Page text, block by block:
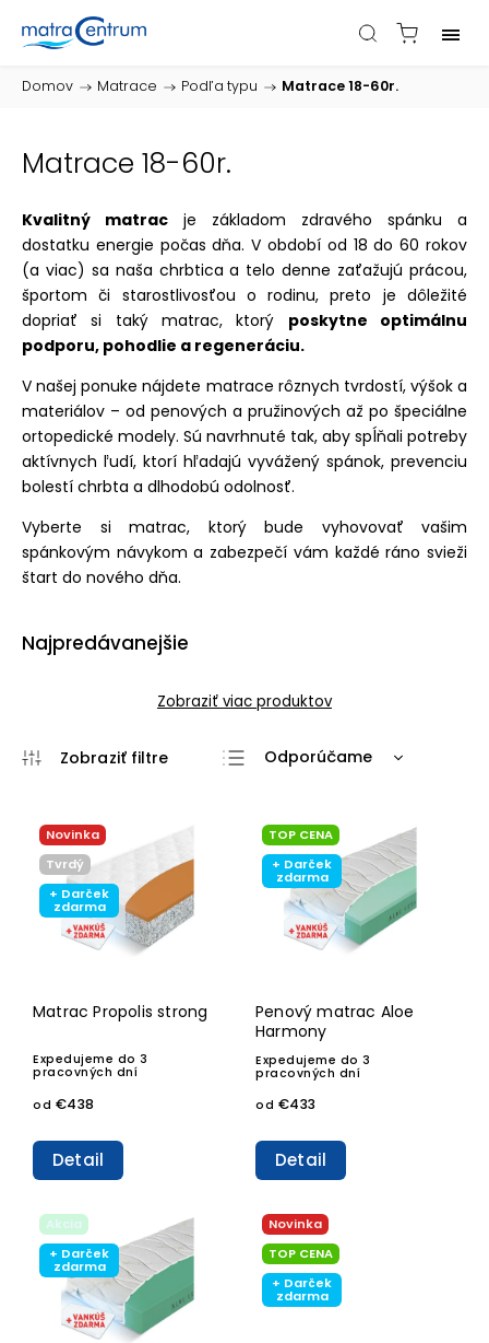
Domov / Matrace / Podľa typu / Matrace 18-60r.
Matrace 18-60r.
Kvalitný matrac je základom zdravého spánku a
dostatku energie počas dňa. V období od 18 do 60 rokov
(a viac) sa naša chrbtica a telo denne zaťažujú prácou,
športom či starostlivosťou o rodinu, preto je dôležité
dopriať si taký matrac, ktorý poskytne optimálnu
podporu, pohodlie a regeneráciu.
V našej ponuke nájdete matrace rôznych tvrdostí, výšok a
materiálov – od penových a pružinových až po špeciálne
ortopedické modely. Sú navrhnuté tak, aby spĺňali potreby
aktívnych ľudí, ktorí hľadajú vyvážený spánok, prevenciu
bolestí chrbta a dlhodobú odolnosť.
Vyberte si matrac, ktorý bude vyhovovať vašim
spánkovým návykom a zabezpečí vám každé ráno svieži
štart do nového dňa.
Najpredávanejšie
Zobraziť viac produktov
Odporúčame
Najdrahšie
Najpredávanejšie
Abecedne
Novinka
Tvrdý
+ Darček
zdarma
Matrac Propolis strong
Expedujeme do 3
pracovných dní
od €438
Detail
TOP CENA
+ Darček
zdarma
Penový matrac Aloe
Harmony
Expedujeme do 3
pracovných dní
od €433
Detail
Akcia
+ Darček
zdarma
Novinka
TOP CENA
+ Darček
zdarma